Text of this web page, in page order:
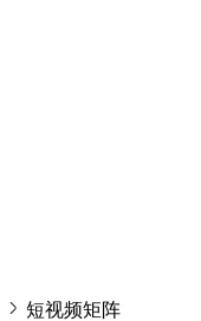
短视频矩阵